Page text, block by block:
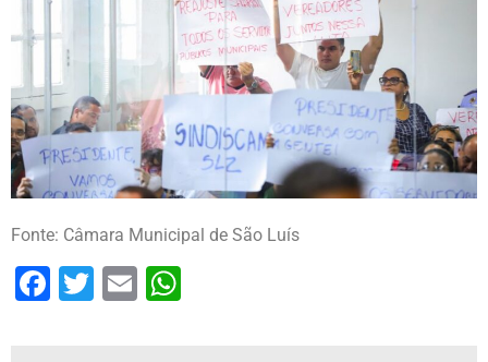
Fonte: Câmara Municipal de São Luís
Facebook
Twitter
Email